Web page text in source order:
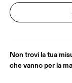
Non trovi la tua
che vanno per la